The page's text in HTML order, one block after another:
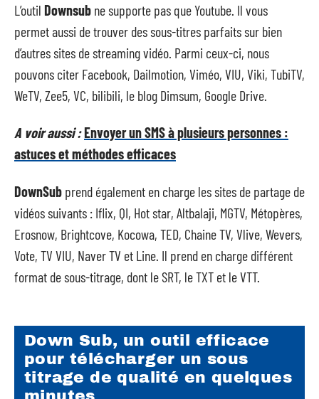
L’outil Downsub ne supporte pas que Youtube. Il vous
permet aussi de trouver des sous-titres parfaits sur bien
d’autres sites de streaming vidéo. Parmi ceux-ci, nous
pouvons citer Facebook, Dailmotion, Viméo, VIU, Viki, TubiTV,
WeTV, Zee5, VC, bilibili, le blog Dimsum, Google Drive.
A voir aussi :Envoyer un SMS à plusieurs personnes :
astuces et méthodes efficaces
DownSub prend également en charge les sites de partage de
vidéos suivants : Iflix, QI, Hot star, Altbalaji, MGTV, Métopères,
Erosnow, Brightcove, Kocowa, TED, Chaine TV, Vlive, Wevers,
Vote, TV VIU, Naver TV et Line. Il prend en charge différent
format de sous-titrage, dont le SRT, le TXT et le VTT.
Down Sub, un outil efficace
pour télécharger un sous
titrage de qualité en quelques